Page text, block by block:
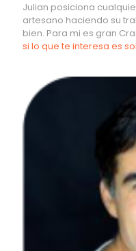
Julian posiciona
artesano haciendo su
bien. Para mi es gran
si lo que te interesa es